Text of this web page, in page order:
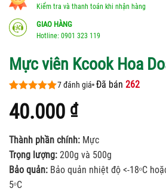
Kiểm tra và thanh toán khi nhận hàng
GIAO HÀNG
Hotline: 0901 323 119
Mực viên Kcook Hoa
dựa trên
đánh giá
7đánh giá Đã bán 262
40.000 ₫
Thành phần chính: Mực
Trọng lượng: 200g và 500g
Bảo quản: Bảo quản nhiệt độ <-18ᵒC
5ᵒC